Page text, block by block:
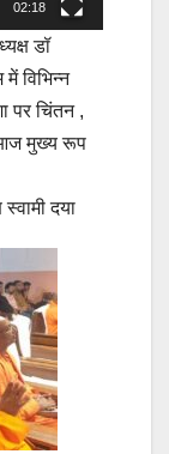
02:18
डॉ
विभिन्न
पर चिंतन ,
आज मुख्य रूप
दया